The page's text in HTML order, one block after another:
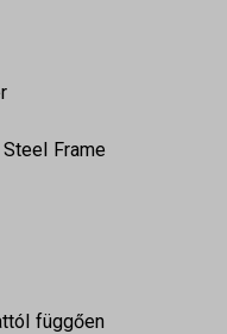
Frame
függően